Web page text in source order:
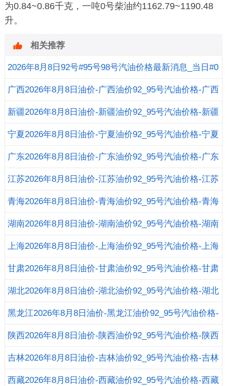
为0.84~0.86千克，一吨0号柴油约1162.79~1190.48
升。
2026年8月8日92号#95号98号汽油价格最新消息_当日#0
号柴油价格
广西2026年8月8日油价-广西油价92_95号汽油价格-广西
柴油价格
新疆2026年8月8日油价-新疆油价92_95号汽油价格-新疆
柴油价格
宁夏2026年8月8日油价-宁夏油价92_95号汽油价格-宁夏
柴油价格
广东2026年8月8日油价-广东油价92_95号汽油价格-广东
柴油价格
江苏2026年8月8日油价-江苏油价92_95号汽油价格-江苏
柴油价格
青海2026年8月8日油价-青海油价92_95号汽油价格-青海
柴油价格
湖南2026年8月8日油价-湖南油价92_95号汽油价格-湖南
柴油价格
上海2026年8月8日油价-上海油价92_95号汽油价格-上海
柴油价格
甘肃2026年8月8日油价-甘肃油价92_95号汽油价格-甘肃
柴油价格
湖北2026年8月8日油价-湖北油价92_95号汽油价格-湖北
柴油价格
黑龙江2026年8月8日油价-黑龙江油价92_95号汽油价格-
黑龙江柴油价格
陕西2026年8月8日油价-陕西油价92_95号汽油价格-陕西
柴油价格
吉林2026年8月8日油价-吉林油价92_95号汽油价格-吉林
柴油价格
西藏2026年8月8日油价-西藏油价92_95号汽油价格-西藏
相关推荐